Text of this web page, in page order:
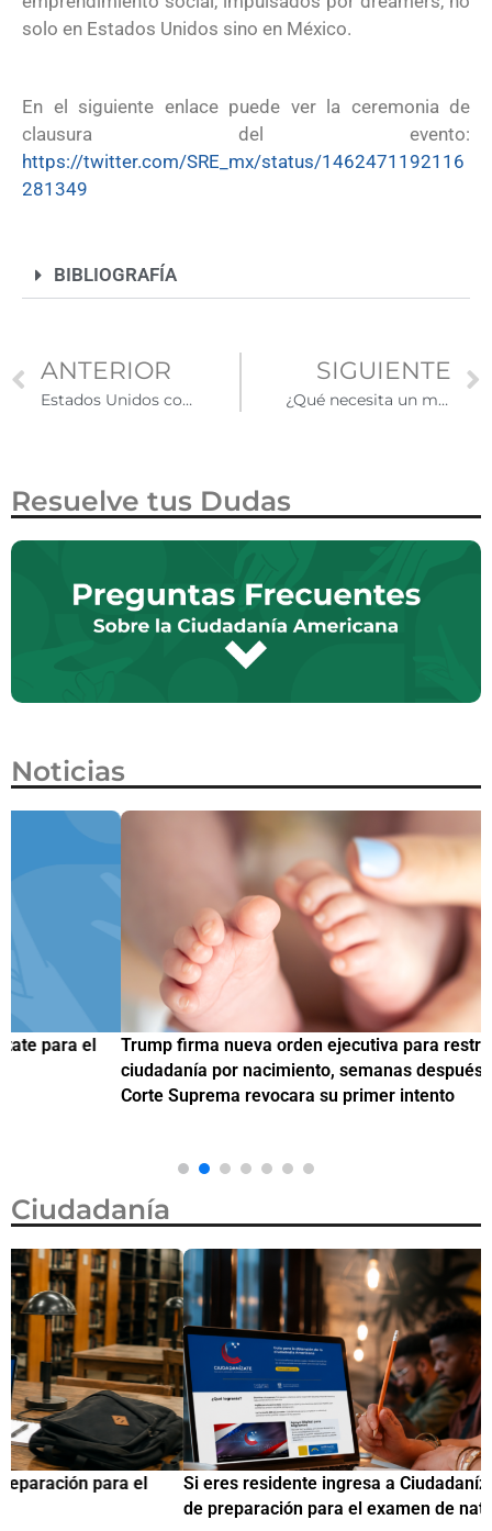
solo en Estados Unidos sino en México.
En el siguiente enlace puede ver la ceremonia de
clausura del evento:
https://twitter.com/SRE_mx/status/1462471192116
281349
BIBLIOGRAFÍA
ANTERIOR
Estados Unidos comenzó a aplicar norma que protege a dreamers de ser deportados
SIGUIENTE
¿Qué necesita un migrante para recibir Medicare?
Resuelve tus Dudas
Noticias
Trump firma nueva orden ejecutiva para restringir la
ciudadanía por nacimiento, semanas después de que la
Corte Suprema revocara su primer intento
Ciudadanía
Si eres residente ingresa a Ciudadanízate, el curso gratuito
de preparación para el examen de naturalización en EUA